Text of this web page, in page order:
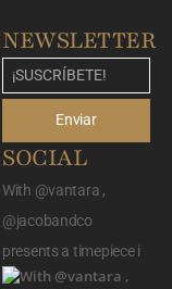
NEWSLETTER
Enviar
SOCIAL
With @vantara ,
@jacobandco
presents a timepiece i